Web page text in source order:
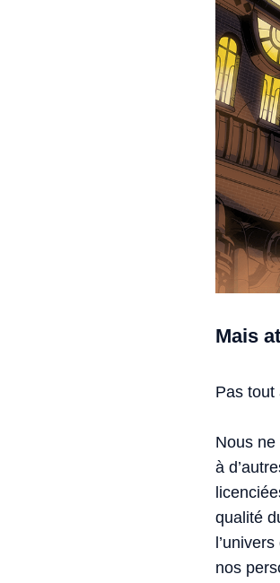
Mais
Pas tout
Nous
à
qualité
nos